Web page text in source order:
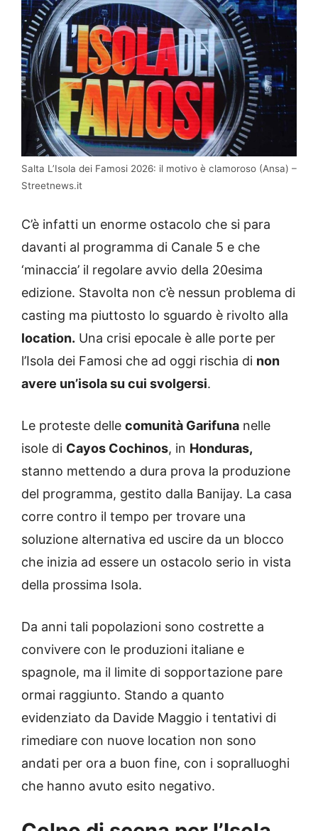
Salta L’Isola dei Famosi 2026: il motivo è clamoroso (Ansa) –
Streetnews.it
C’è infatti un enorme ostacolo che si para
davanti al programma di Canale 5 e che
‘minaccia’ il regolare avvio della 20esima
edizione. Stavolta non c’è nessun problema di
casting ma piuttosto lo sguardo è rivolto alla
location. Una crisi epocale è alle porte per
l’Isola dei Famosi che ad oggi rischia di non
avere un’isola su cui svolgersi.
Le proteste delle comunità Garifuna nelle
isole di Cayos Cochinos, in Honduras,
stanno mettendo a dura prova la produzione
del programma, gestito dalla Banijay. La casa
corre contro il tempo per trovare una
soluzione alternativa ed uscire da un blocco
che inizia ad essere un ostacolo serio in vista
della prossima Isola.
Da anni tali popolazioni sono costrette a
convivere con le produzioni italiane e
spagnole, ma il limite di sopportazione pare
ormai raggiunto. Stando a quanto
evidenziato da Davide Maggio i tentativi di
rimediare con nuove location non sono
andati per ora a buon fine, con i sopralluoghi
che hanno avuto esito negativo.